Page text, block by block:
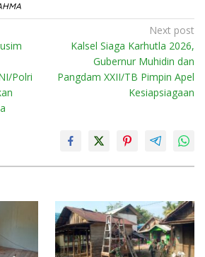
Polri
Next post
Kalsel Siaga Karhutla 2026,
Gubernur Muhidin dan
Pangdam XXII/TB Pimpin Apel
Kesiapsiagaan